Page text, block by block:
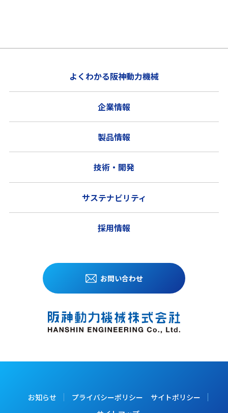
お問い合わせ
よくわかる阪神動力機械
企業情報
製品情報
技術・開発
サステナビリティ
採用情報
お知らせ プライバシーポリシー
サイトポリシー